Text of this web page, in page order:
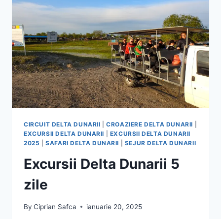
CIRCUIT DELTA DUNARII |CROAZIERE DELTA DUNARII
EXCURSII DELTA DUNARII
EXCURSII DELTA DUNARII
2025 |SAFARI DELTA DUNARII SEJUR DELTA DUNARII
Excursii Delta Dunarii 5
zile
By Ciprian Safca ianuarie 20, 2025